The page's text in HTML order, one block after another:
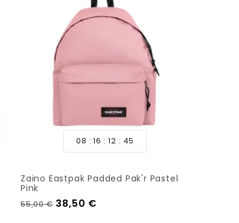
08 16 12 44
Zaino Eastpak Padded Pak'r Pastel
Pink
Prezzo regolare
55,00 € Prezzo
38,50 €